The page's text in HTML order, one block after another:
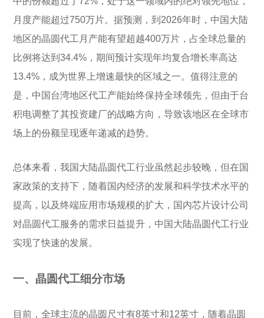
月度产能超过750万片。据预测，到2026年时，中国大陆
地区的晶圆代工月产能有望超越400万片，占全球总量的
比例将达到34.4%，期间预计实现年均复合增长率高达
13.4%，成为世界上增速最快的区域之一。值得注意的
是，中国台湾地区代工产能始终保持全球领先，但由于台
积电调整了其投资建厂的战略方向，导致该地区在全球市
场上的份额呈现逐年递减的趋势。
总体来看，我国大陆晶圆代工行业虽然起步较晚，但在国
家政策的支持下，随着国内经济的发展和科学技术水平的
提高，以及终端应用市场规模的扩大，国内芯片设计公司
对晶圆代工服务的需求日益提升，中国大陆晶圆代工行业
实现了快速的发展。
一、晶圆代工细分市场
目前，全球主流的晶圆尺寸有8英寸和12英寸，随着晶圆